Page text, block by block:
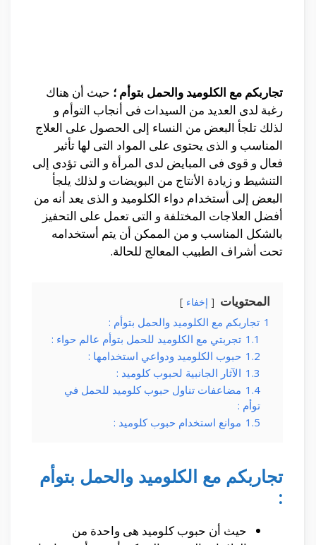
تجاربكم مع الكلوميد والحمل بتوأم ؛ حيث أن هناك
رغبة لدى العديد من السيدات فى أنجاب التوأم و
لذلك تلجأ البعض من النساء إلى الحصول على العلاج
المناسب و الذى يحتوى على المواد التى لها تأثير
فعال و قوى فى المبايض لدى المرأة و التى تؤدى إلى
التنشيط و زيادة الأنتاج من البويضات و لذلك يلجأ
البعض إلى أستخدام دواء الكلوميد و الذى يعد أنه من
أفضل العلاجات المختلفة و التى تعمل على التحفيز
بالشكل المناسب و من الممكن أن يتم أستخدامه
تحت أشراف الطبيب المعالج للحالة.
المحتويات إخفاء
1 تجاربكم مع الكلوميد والحمل بتوأم :
1.1 تجربتي مع الكلوميد للحمل بتوأم عالم حواء :
1.2 حبوب الكلوميد ودواعي استخدامها :
1.3 الآثار الجانبية لحبوب كلوميد :
1.4 مضاعفات تناول حبوب كلوميد للحمل في
توأم :
1.5 موانع استخدام حبوب كلوميد :
تجاربكم مع الكلوميد والحمل بتوأم
:
حيث أن حبوب كلوميد هى واحدة من